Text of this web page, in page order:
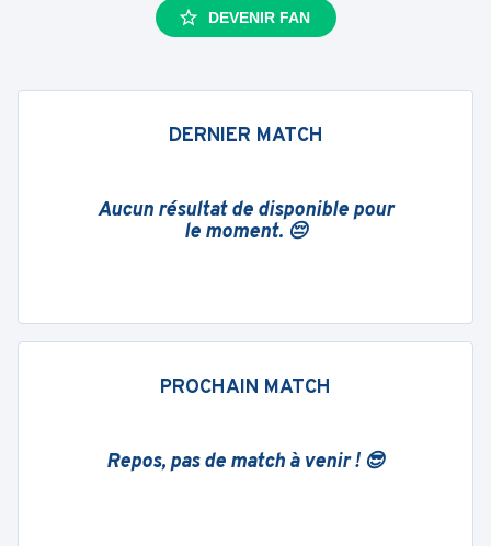
DEVENIR FAN
DERNIER MATCH
Aucun résultat de disponible pour
le moment. 😔
PROCHAIN MATCH
Repos, pas de match à venir ! 😎